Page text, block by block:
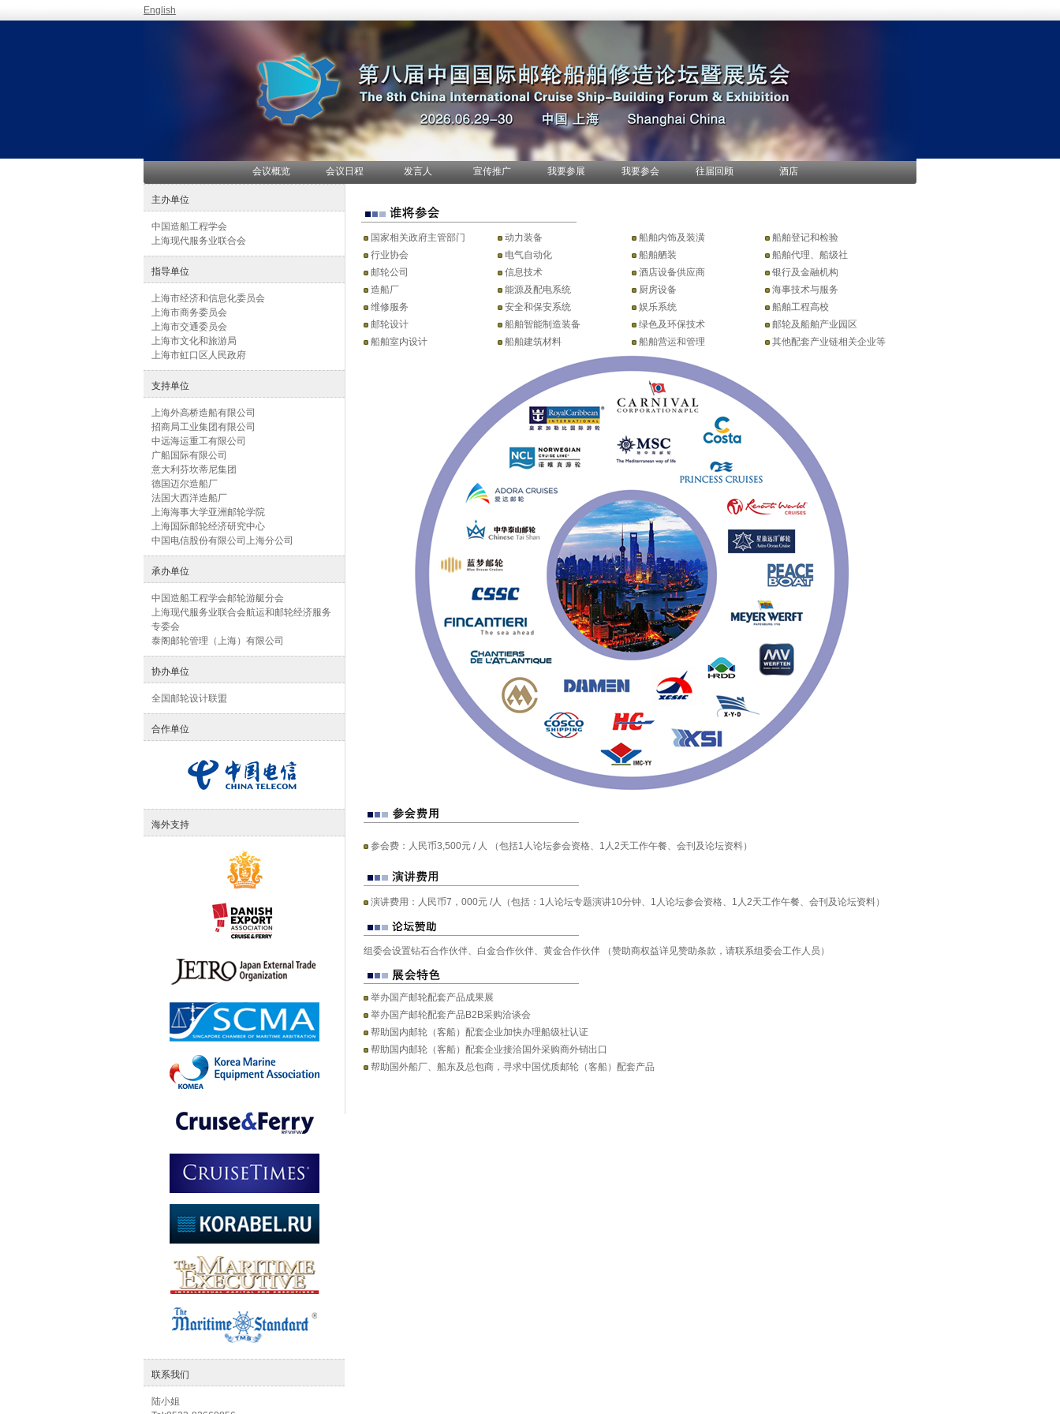
English
会议概览 会议日程 发言人 宣传推广 我要参展 我要参会 往届回顾 酒店
主办单位
中国造船工程学会
上海现代服务业联合会
指导单位
上海市经济和信息化委员会
上海市商务委员会
上海市交通委员会
上海市文化和旅游局
上海市虹口区人民政府
支持单位
上海外高桥造船有限公司
招商局工业集团有限公司
中远海运重工有限公司
广船国际有限公司
意大利芬坎蒂尼集团
德国迈尔造船厂
法国大西洋造船厂
上海海事大学亚洲邮轮学院
上海国际邮轮经济研究中心
中国电信股份有限公司上海分公司
承办单位
中国造船工程学会邮轮游艇分会
上海现代服务业联合会航运和邮轮经济服务
专委会
泰阁邮轮管理（上海）有限公司
协办单位
全国邮轮设计联盟
合作单位
海外支持
联系我们
陆小姐
国家相关政府主管部门 动力装备 船舶内饰及装潢
船舶登记和检验
行业协会
电气自动化 船舶舾装
船舶代理、船级社
邮轮公司
信息技术 酒店设备供应商
银行及金融机构
造船厂
能源及配电系统 厨房设备
海事技术与服务
维修服务
安全和保安系统 娱乐系统
船舶工程高校
邮轮设计
船舶智能制造装备 绿色及环保技术
邮轮及船舶产业园区
船舶室内设计
船舶建筑材料 船舶营运和管理 其他配套产业链相关企业等
参会费：人民币3,500元 / 人 （包括1人论坛参会资格、1人2天工作午餐、会刊及论坛资料）
演讲费用：人民币7，000元 /人（包括：1人论坛专题演讲10分钟、1人论坛参会资格、1人2天工作午餐、会刊及论坛资料）
组委会设置钻石合作伙伴、白金合作伙伴、黄金合作伙伴 （赞助商权益详见赞助条款，请联系组委会工作人员）
举办国产邮轮配套产品成果展
举办国产邮轮配套产品B2B采购洽谈会
帮助国内邮轮（客船）配套企业加快办理船级社认证
帮助国内邮轮（客船）配套企业接洽国外采购商外销出口
帮助国外船厂、船东及总包商，寻求中国优质邮轮（客船）配套产品